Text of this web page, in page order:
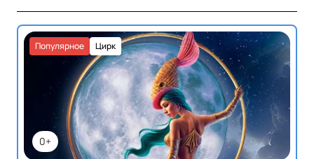
0+
Цирк
Популярное